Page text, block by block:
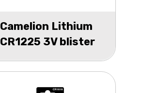
Camelion Lithium
CR1225 3V blister